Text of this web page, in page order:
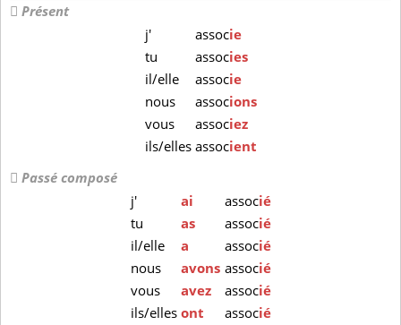
Présent
j'
associe
tu
associes
il/elle
associe
nous
associons
vous
associez
ils/elles associent
Passé composé
j'
ai associé
tu
as associé
il/elle
a associé
nous
avons associé
vous
avez associé
ils/elles ont associé